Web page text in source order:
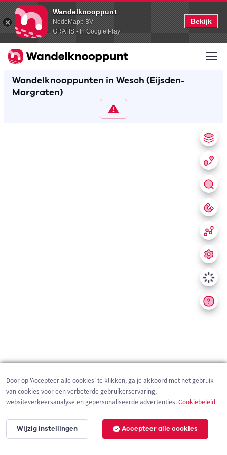
Wandelknooppunt
NodeMapp BV
GRATIS - In Google Play
Bekijk
Wandelknooppunten in Wesch (Eijsden-
Margraten)
200 m
Door op 'Accepteer alle cookies' te klikken, ga je akkoord met het gebruik
van cookies voor een verbeterde gebruikerservaring,
websiteverkeersanalyse en gepersonaliseerde advertenties.Cookiebeleid
Wijzig instellingen Accepteer alle cookies